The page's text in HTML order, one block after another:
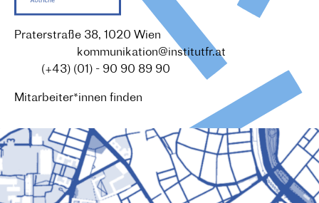
Praterstraße 38, 1020 Wien
kommunikation@institutfr.at
(+43) (01) - 90 90 89 90
Mitarbeiter*innen finden